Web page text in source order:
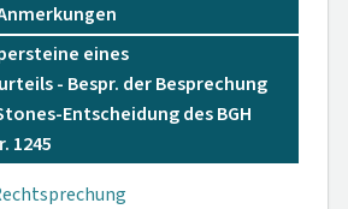
eines
- Bespr. der Besprechung
Entscheidung des BGH
1245